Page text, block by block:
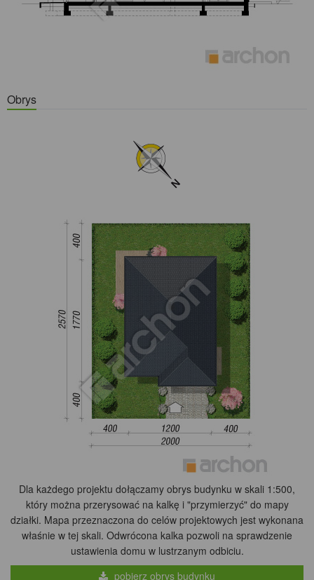
Obrys
Dla każdego projektu dołączamy obrys budynku w skali 1:500,
który można przerysować na kalkę i "przymierzyć" do mapy
działki. Mapa przeznaczona do celów projektowych jest wykonana
właśnie w tej skali. Odwrócona kalka pozwoli na sprawdzenie
ustawienia domu w lustrzanym odbiciu.
pobierz obrys budynku